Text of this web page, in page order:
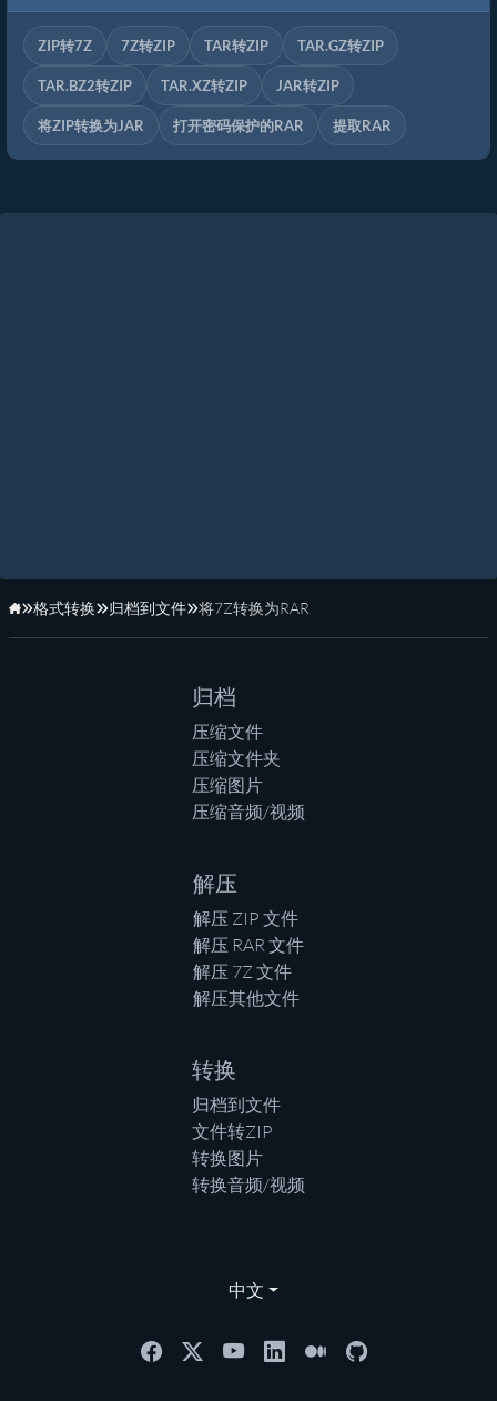
ZIP转7Z 7Z转ZIP TAR转ZIP TAR.GZ转ZIP
TAR.BZ2转ZIP TAR.XZ转ZIP JAR转ZIP
将ZIP转换为JAR 打开密码保护的RAR 提取RAR
主页
格式转换 归档到文件 将7Z转换为RAR
归档
压缩文件
压缩文件夹
压缩图片
压缩音频/视频
解压
解压 ZIP 文件
解压 RAR 文件
解压 7Z 文件
解压其他文件
转换
归档到文件
文件转ZIP
转换图片
转换音频/视频
中文